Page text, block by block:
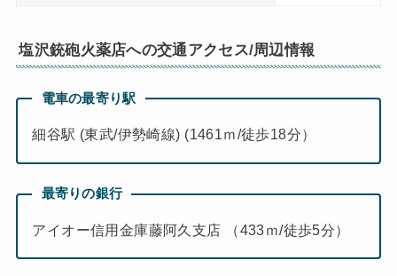
塩沢銃砲火薬店への交通アクセス/周辺情報
電車の最寄り駅
細谷駅 (東武/伊勢崎線) (1461ｍ/徒歩18分）
最寄りの銀行
アイオー信用金庫藤阿久支店 （433ｍ/徒歩5分）